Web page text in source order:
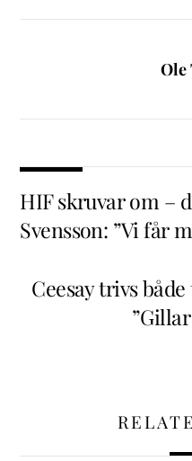
Ole
HIF skruvar om –
Svensson: ”Vi får
Ceesay trivs